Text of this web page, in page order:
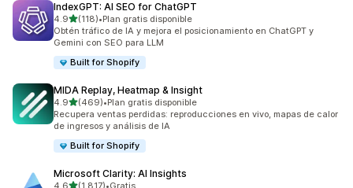
IndexGPT: AI SEO for ChatGPT
4.9de 5 estrellas
(118)
118 reseñas en total
•Plan gratis disponible
Obtén tráfico de IA y mejora el posicionamiento en ChatGPT y
Gemini con SEO para LLM
Built for Shopify
MIDA Replay, Heatmap & Insight
4.9de 5 estrellas
(469)
469 reseñas en total
•Plan gratis disponible
Recupera ventas perdidas: reproducciones en vivo, mapas de calor
de ingresos y análisis de IA
Built for Shopify
Microsoft Clarity: AI Insights
4.6de 5 estrellas
(1,817)•Gratis